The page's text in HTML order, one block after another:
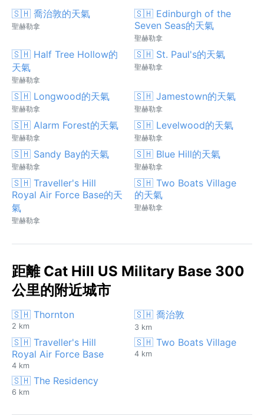
🇸🇭 喬治敦的天氣
聖赫勒拿
🇸🇭 Edinburgh of the
Seven Seas的天氣
聖赫勒拿
🇸🇭 Half Tree Hollow的
天氣
聖赫勒拿
🇸🇭 St. Paul's的天氣
聖赫勒拿
🇸🇭 Longwood的天氣
聖赫勒拿
🇸🇭 Jamestown的天氣
聖赫勒拿
🇸🇭 Alarm Forest的天氣
聖赫勒拿
🇸🇭 Levelwood的天氣
聖赫勒拿
🇸🇭 Sandy Bay的天氣
聖赫勒拿
🇸🇭 Blue Hill的天氣
聖赫勒拿
🇸🇭 Traveller's Hill
Royal Air Force Base的天
氣
聖赫勒拿
🇸🇭 Two Boats Village
的天氣
聖赫勒拿
距離 Cat Hill US Military Base 300
公里的附近城市
🇸🇭 Thornton
2 km
🇸🇭 喬治敦
3 km
🇸🇭 Traveller's Hill
Royal Air Force Base
4 km
🇸🇭 Two Boats Village
4 km
🇸🇭 The Residency
6 km